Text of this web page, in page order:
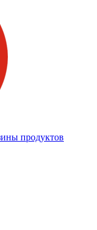
продуктов